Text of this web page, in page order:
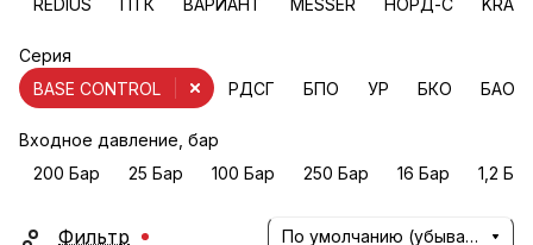
Серия
РДСГ
БПО УР БКО БАО
BASE CONTROL
Входное давление, бар
200 Бар
25 Бар 100 Бар 250 Бар 16 Бар 1,2 Бар
Фильтр По умолчанию (убывание)